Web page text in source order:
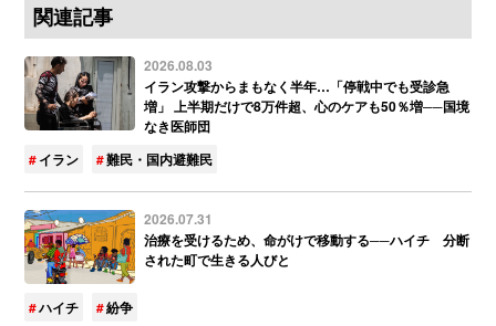
関連記事
2026.08.03
イラン攻撃からまもなく半年…「停戦中でも受診急
増」 上半期だけで8万件超、心のケアも50％増──国境
なき医師団
イラン
難民・国内避難民
2026.07.31
治療を受けるため、命がけで移動する──ハイチ 分断
された町で生きる人びと
ハイチ 紛争